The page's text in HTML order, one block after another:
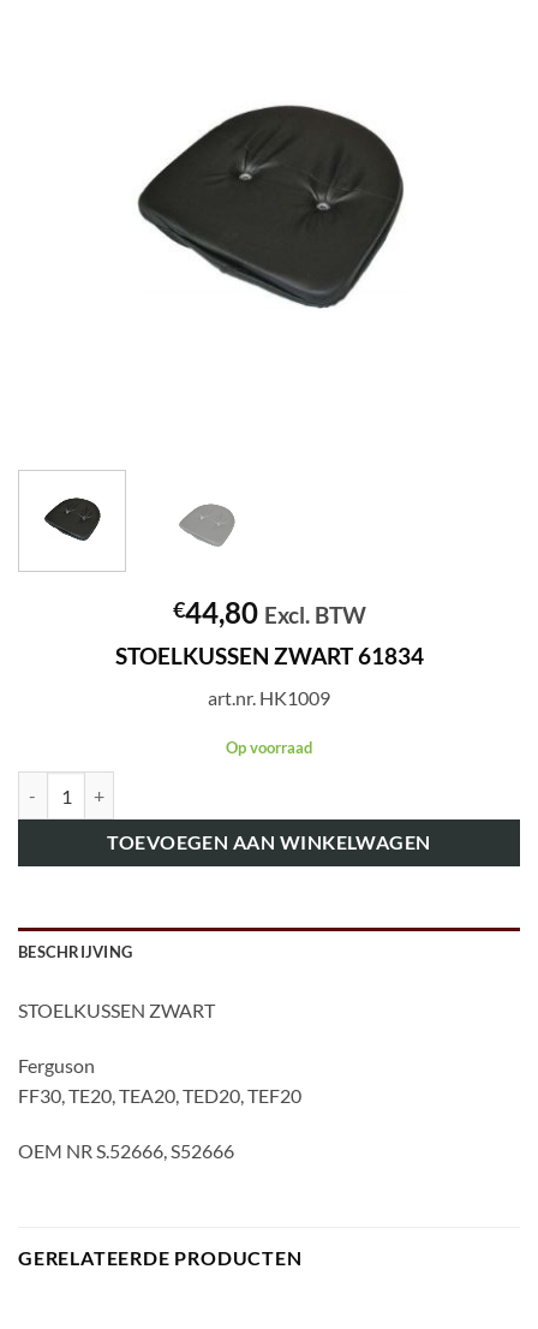
€44,80 Excl. BTW
STOELKUSSEN ZWART 61834
art.nr. HK1009
Op voorraad
TOEVOEGEN AAN WINKELWAGEN
BESCHRIJVING
STOELKUSSEN ZWART
Ferguson
FF30, TE20, TEA20, TED20, TEF20
OEM NR S.52666, S52666
GERELATEERDE PRODUCTEN